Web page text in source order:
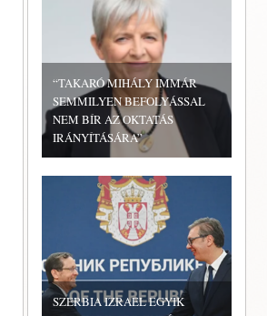
“TAKARÓ MIHÁLY IMMÁR
SEMMILYEN BEFOLYÁSSAL
NEM BÍR AZ OKTATÁS
IRÁNYÍTÁSÁRA”
SZERBIA IZRAEL EGYIK